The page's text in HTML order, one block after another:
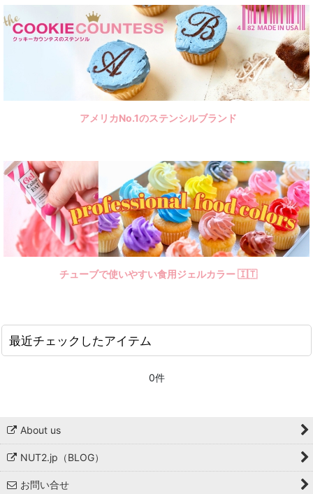
アメリカNo.1のステンシルブランド
チューブで使いやすい食用ジェルカラー 🇮🇹
最近チェックしたアイテム
0件
About us
NUT2.jp（BLOG）
お問い合せ